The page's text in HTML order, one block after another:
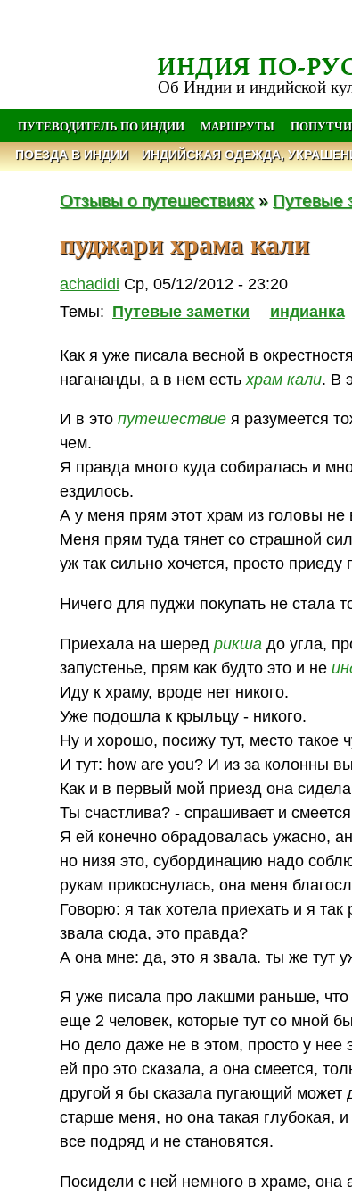
ИНДИЯ ПО-
Об Индии и индийской
ПУТЕВОДИТЕЛЬ ПО ИНДИИ МАРШРУТЫ
ПОЕЗДА В ИНДИИ ИНДИЙСКАЯ ОДЕЖДА,
Отзывы о путешествиях » Путевые
пуджари храма кали
achadidi Ср, 05/12/2012 - 23:20
Темы: Путевые заметки индианка
Как я уже писала весной в
нагананды, а в нем естьхрам кали. В
И в этопутешествие я разумеется
чем.
Я правда много куда собиралась и
ездилось.
А у меня прям этот храм из головы не
Меня прям туда тянет со страшной
уж так сильно хочется, просто приеду
Ничего для пуджи покупать не стала
Приехала на шередрикша до угла,
запустенье, прям как будто это и не
Иду к храму, вроде нет никого.
Уже подошла к крыльцу - никого.
Ну и хорошо, посижу тут, место такое
И тут: how are you? И из за колонны
Как и в первый мой приезд она
Ты счастлива? - спрашивает и
Я ей конечно обрадовалась ужасно,
но низя это, субординацию надо
рукам прикоснулась, она меня
Говорю: я так хотела приехать и я
звала сюда, это правда?
А она мне: да, это я звала. ты же тут
Я уже писала про лакшми раньше, что
еще 2 человек, которые тут со мной
Но дело даже не в этом, просто у нее
ей про это сказала, а она смеется,
другой я бы сказала пугающий может
старше меня, но она такая глубокая,
все подряд и не становятся.
Посидели с ней немного в храме, она